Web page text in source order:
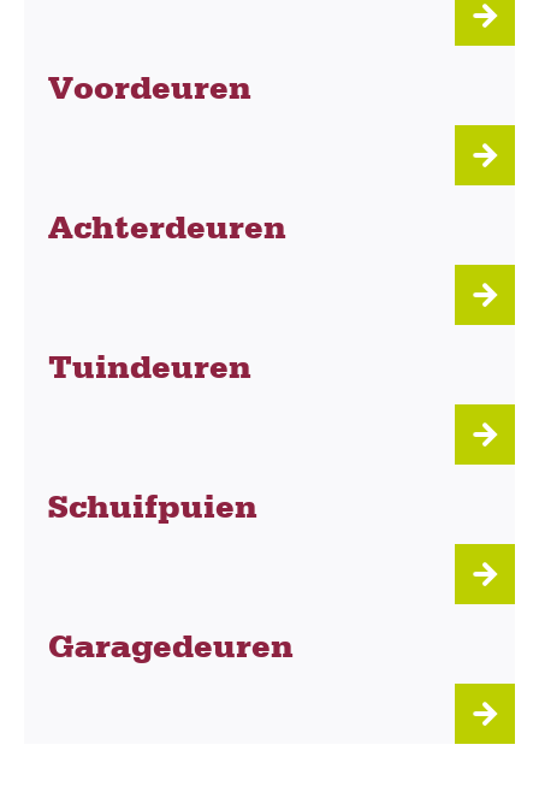
Voordeuren
Achterdeuren
Tuindeuren
Schuifpuien
Garagedeuren